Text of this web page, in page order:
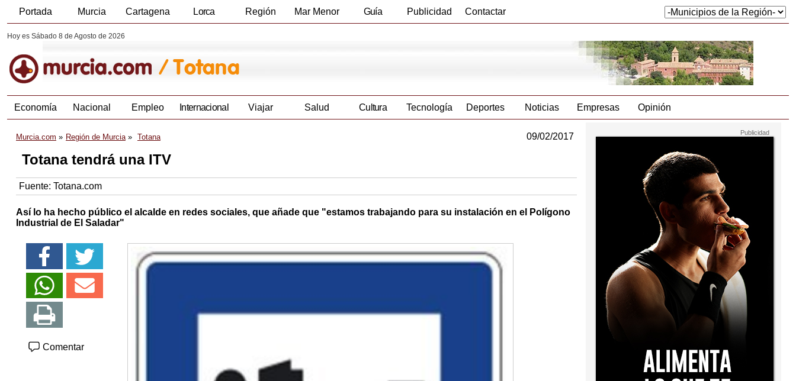
Portada Murcia Cartagena Lorca Región Mar Menor Guía Publicidad Contactar
Hoy es Sábado 8 de Agosto de 2026
Economía Nacional Empleo Internacional Viajar Salud Cultura Tecnología Deportes Noticias Empresas Opinión
Murcia.com Región de Murcia Totana 09/02/2017
Totana tendrá una ITV
Fuente: Totana.com
Así lo ha hecho público el alcalde en redes sociales, que añade que "estamos trabajando para su instalación en el Polígono
Industrial de El Saladar"
Comentar